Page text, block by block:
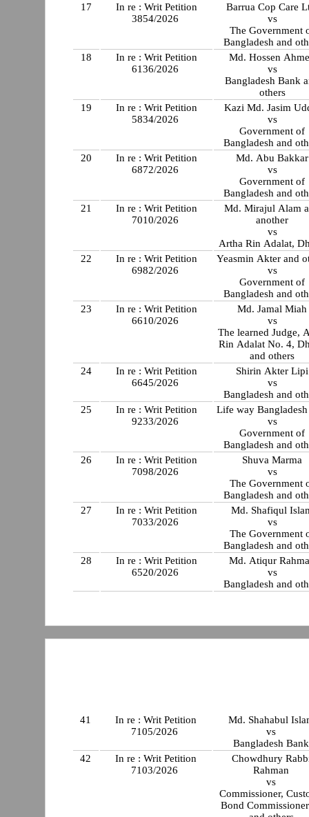
17
In re : Writ Petition
3854/2026
Barrua Cop Care
vs
The Government
Bangladesh and
18
In re : Writ Petition
6136/2026
Md. Hossen
vs
Bangladesh Bank
others
19
In re : Writ Petition
5834/2026
Kazi Md. Jasim
vs
Government of
Bangladesh and
20
In re : Writ Petition
6872/2026
Md. Abu Bakkar
vs
Government of
Bangladesh and
21
In re : Writ Petition
7010/2026
Md. Mirajul Alam
another
vs
Artha Rin Adalat,
22
In re : Writ Petition
6982/2026
Yeasmin Akter and
vs
Government of
Bangladesh and
23
In re : Writ Petition
6610/2026
Md. Jamal Miah
vs
The learned Judge,
Rin Adalat No. 4,
and others
24
In re : Writ Petition
6645/2026
Shirin Akter Lipi
vs
25
In re : Writ Petition
9233/2026
Life way
vs
Government of
Bangladesh and
26
In re : Writ Petition
7098/2026
Shuva Marma
vs
The Government
Bangladesh and
27
In re : Writ Petition
7033/2026
Md. Shafiqul
vs
The Government
Bangladesh and
28
In re : Writ Petition
6520/2026
Md. Atiqur
vs
Bangladesh and
41
In re : Writ Petition
7105/2026
Md. Shahabul
vs
Bangladesh Bank
42
In re : Writ Petition
7103/2026
Chowdhury
Rahman
vs
Commissioner,
Bond